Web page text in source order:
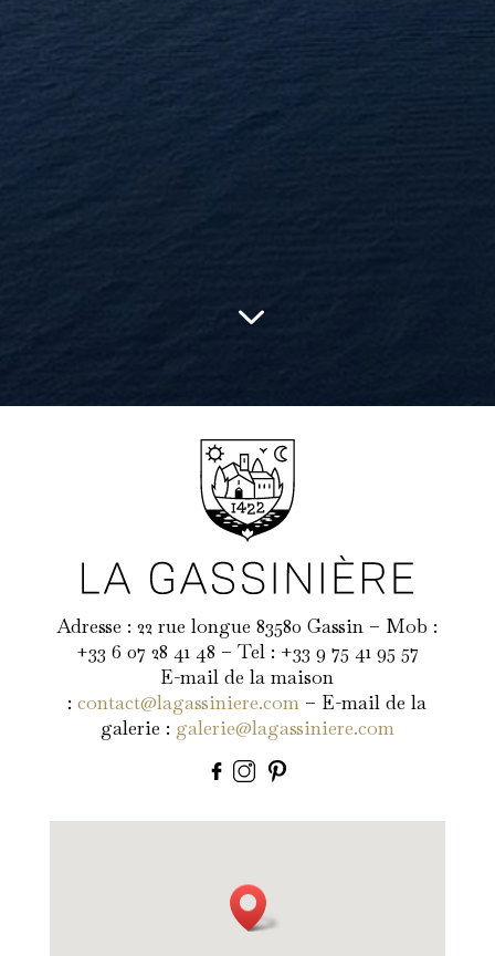
Adresse : 22 rue longue 83580 Gassin – Mob :
+33 6 07 28 41 48 – Tel : +33 9 75 41 95 57
E-mail de la maison
:contact@lagassiniere.com – E-mail de la
galerie : galerie@lagassiniere.com